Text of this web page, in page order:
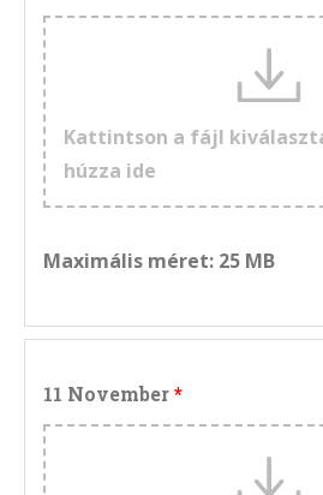
Kattintson a fájl
húzza ide
Maximális méret: 25 MB
11 November